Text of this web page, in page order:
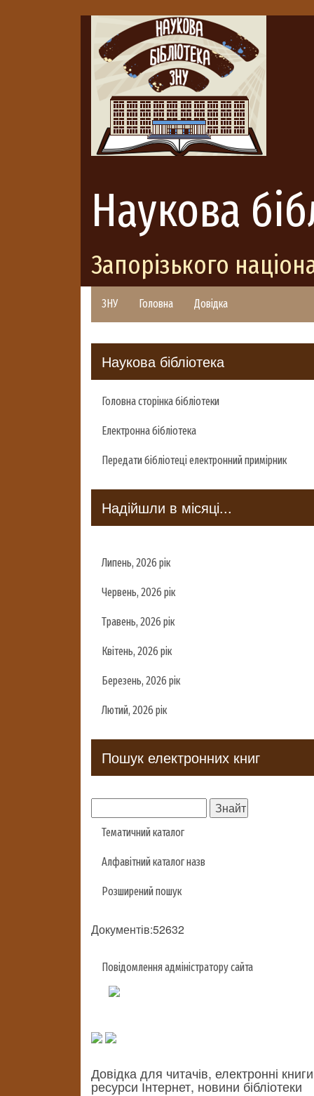
Наукова
Запорізького
ЗНУ Головна Довідка
Наукова бібліотека
Головна сторінка бібліотеки
Електронна бібліотека
Передати бібліотеці електронний примірник
Надійшли в місяці...
Липень, 2026 рік
Червень, 2026 рік
Травень, 2026 рік
Квітень, 2026 рік
Березень, 2026 рік
Лютий, 2026 рік
Пошук електронних книг
Тематичний каталог
Алфавітний каталог назв
Розширений пошук
Документів:52632
Повідомлення адміністратору сайта
Довідка для читачів, електронні
ресурси Інтернет, новини бібліотеки